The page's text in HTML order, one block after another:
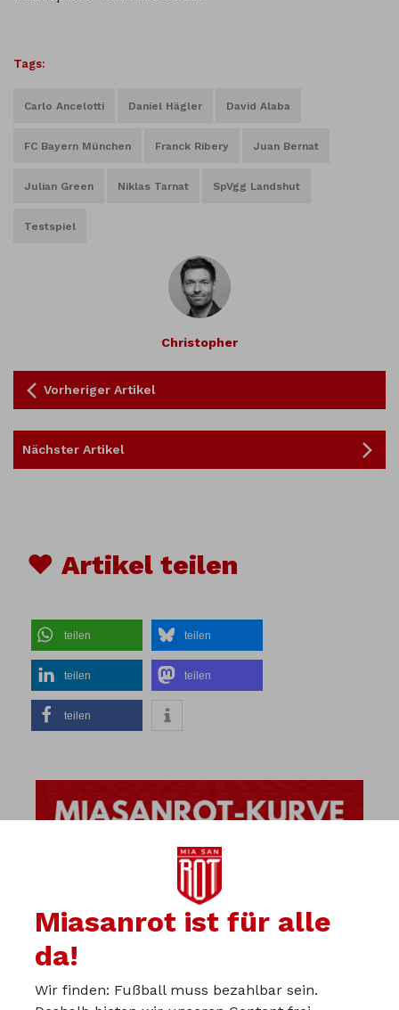
Tags:
Carlo Ancelotti Daniel Hägler David Alaba
FC Bayern München Franck Ribery Juan Bernat
Julian Green Niklas Tarnat SpVgg Landshut
Testspiel
Christopher
Vorheriger Artikel
Nächster Artikel
♥ Artikel teilen
teilen teilen
teilen teilen
teilen
Miasanrot ist für alle
da!
Wir finden: Fußball muss bezahlbar sein.